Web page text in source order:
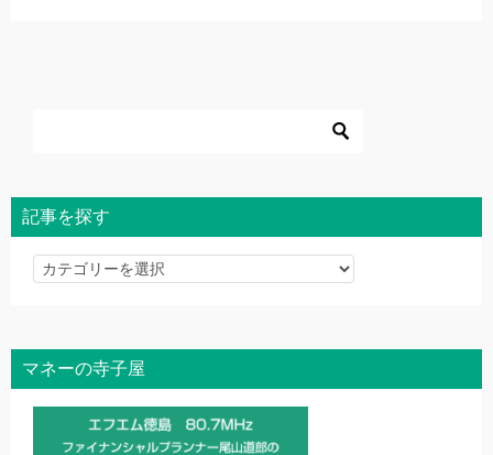
記事を探す
記
探
す
マネーの寺子屋